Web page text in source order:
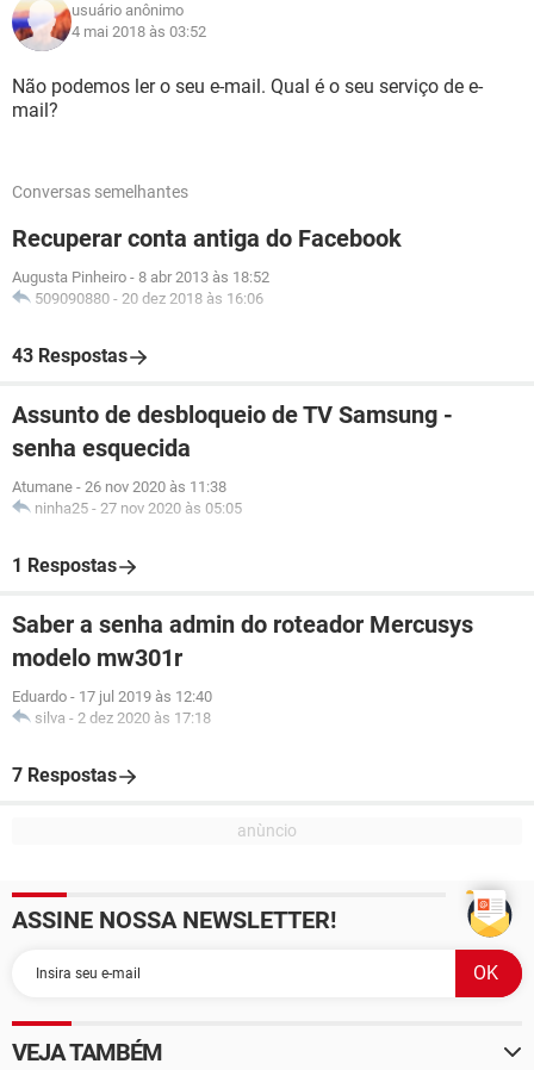
usuário anônimo
4 mai 2018 às 03:52
Não podemos ler o seu e-mail. Qual é o seu serviço de e-
mail?
Conversas semelhantes
Recuperar conta antiga do Facebook
Augusta Pinheiro - 8 abr 2013 às 18:52
509090880 - 20 dez 2018 às 16:06
43 Respostas
Assunto de desbloqueio de TV Samsung -
senha esquecida
Atumane - 26 nov 2020 às 11:38
ninha25 - 27 nov 2020 às 05:05
1 Respostas
Saber a senha admin do roteador Mercusys
modelo mw301r
Eduardo - 17 jul 2019 às 12:40
silva - 2 dez 2020 às 17:18
7 Respostas
ASSINE NOSSA NEWSLETTER!
VEJA TAMBÉM